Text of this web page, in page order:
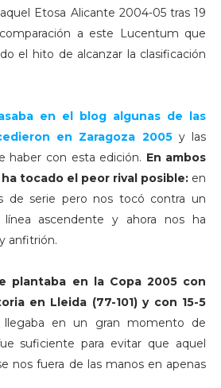
Etosa Alicante 2004-05 tras 19
a este Lucentum que
el hito de alcanzar la clasificación
en el blog algunas de las
en Zaragoza 2005y las
haber con esta edición. En ambos
tocado el peor rival posible: en
de serie pero nos tocó contra un
línea ascendente y ahora nos ha
anfitrión.
plantaba en la Copa 2005 con
en Lleida (77-101) y con 15-5
llegaba en un gran momento de
suficiente para evitar que aquel
nos fuera de las manos en apenas